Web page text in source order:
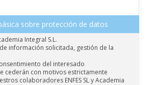
sobre protección de datos
Integral S.L.
información solicitada, gestión de la
del interesado
cederán con motivos estrictamente
colaboradores ENFES SL y Academia